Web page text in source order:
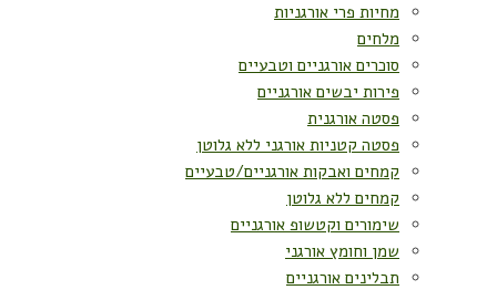
מחיות פרי אורגניות
מלחים
סוכרים אורגניים וטבעיים
פירות יבשים אורגניים
פסטה אורגנית
פסטה קטניות אורגני ללא גלוטן
קמחים ואבקות אורגניים/טבעיים
קמחים ללא גלוטן
שימורים וקטשופ אורגניים
שמן וחומץ אורגני
תבלינים אורגניים